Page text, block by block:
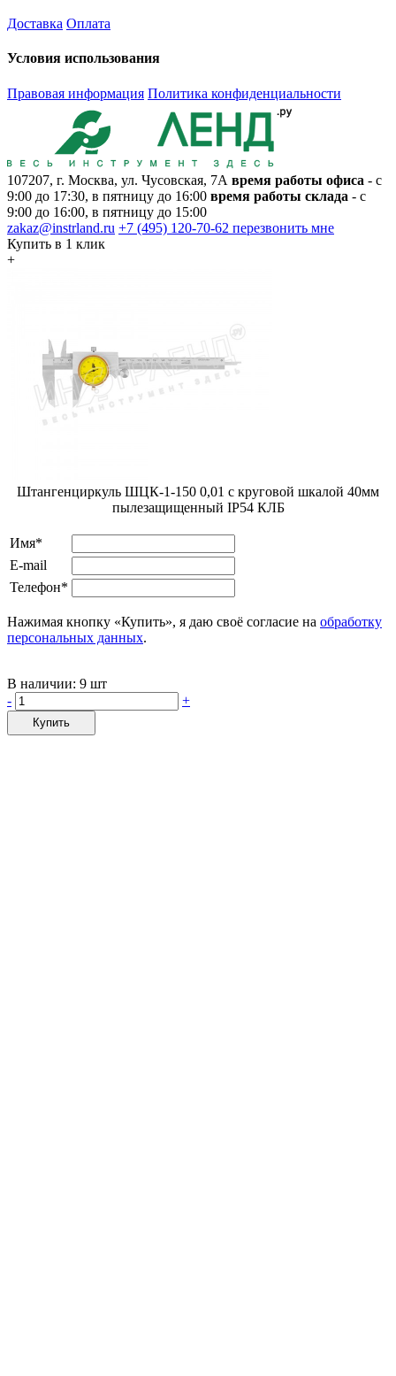
Доставка Оплата
Условия использования
Правовая информация Политика конфиденциальности
107207, г. Москва, ул. Чусовская, 7А время работы офиса - с
9:00 до 17:30, в пятницу до 16:00 время работы склада - с
9:00 до 16:00, в пятницу до 15:00
zakaz@instrland.ru +7 (495) 120-70-62 перезвонить мне
Купить в 1 клик
+
Штангенциркуль ШЦК-1-150 0,01 с круговой шкалой 40мм
пылезащищенный IP54 КЛБ
Имя*
E-mail
Телефон*
Нажимая кнопку «Купить», я даю своё согласие на обработку
персональных данных.
В наличии: 9 шт
-
+
Купить